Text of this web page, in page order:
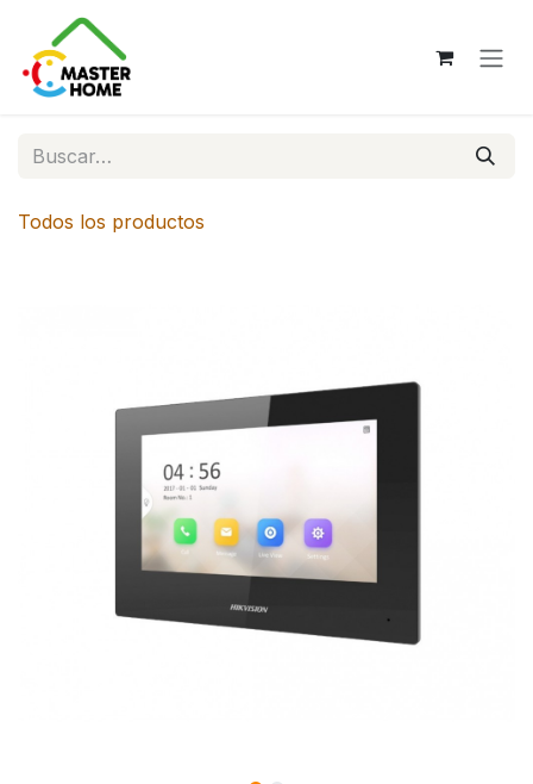
Ir al contenido
Todos los productos